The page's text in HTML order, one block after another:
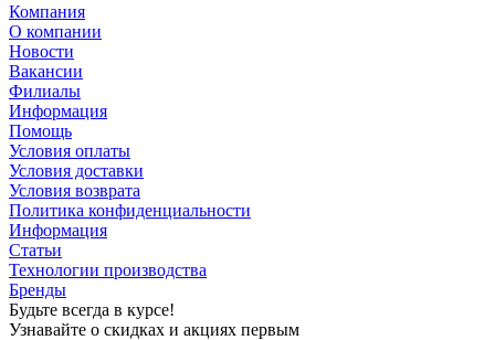
Компания
О компании
Новости
Вакансии
Филиалы
Информация
Помощь
Условия оплаты
Условия доставки
Условия возврата
Политика конфиденциальности
Информация
Статьи
Технологии производства
Бренды
Будьте всегда в курсе!
Узнавайте о скидках и акциях первым